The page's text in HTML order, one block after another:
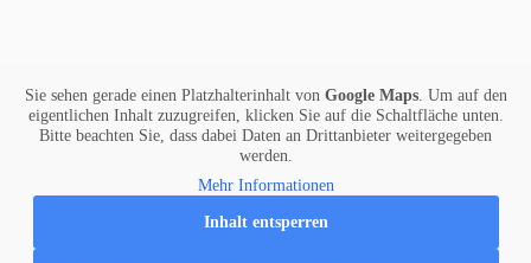
Sie sehen gerade einen Platzhalterinhalt von Google Maps. Um auf den
eigentlichen Inhalt zuzugreifen, klicken Sie auf die Schaltfläche unten.
Bitte beachten Sie, dass dabei Daten an Drittanbieter weitergegeben
werden.
Mehr Informationen
Inhalt entsperren